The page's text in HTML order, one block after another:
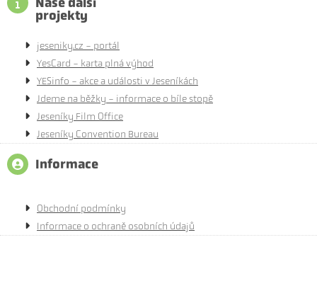
projekty
jeseniky.cz - portál
YesCard - karta plná výhod
YESinfo - akce a události v Jeseníkách
Jdeme na běžky - informace o bíle stopě
Jeseníky Film Office
Jeseníky Convention Bureau
Informace
Obchodní podmínky
Informace o ochraně osobních údajů